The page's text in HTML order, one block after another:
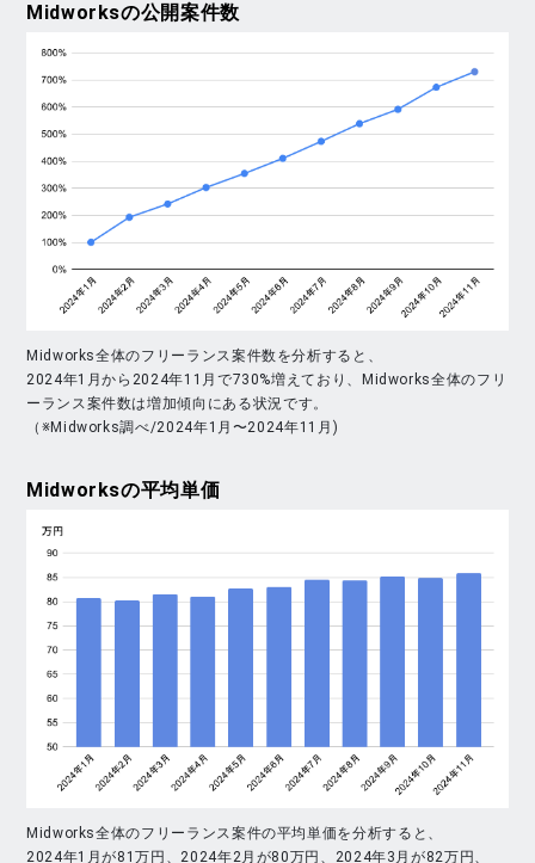
Midworksの公開案件数
Midworks全体のフリーランス案件数を分析すると、
2024年1月から2024年11月で730%増えており、Midworks全体のフリ
ーランス案件数は増加傾向にある状況です。
（※Midworks調べ/2024年1月〜2024年11月)
Midworksの平均単価
Midworks全体のフリーランス案件の平均単価を分析すると、
2024年1月が81万円、2024年2月が80万円、2024年3月が82万円、